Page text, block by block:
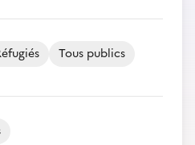
Tous publics